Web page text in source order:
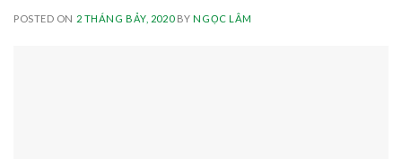
POSTED ON 2 THÁNG BẢY, 2020BYNGỌC LÂM